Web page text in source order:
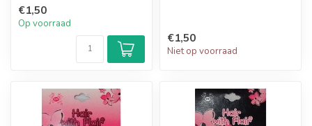
€1,50
Op voorraad
€1,50
Niet op voorraad